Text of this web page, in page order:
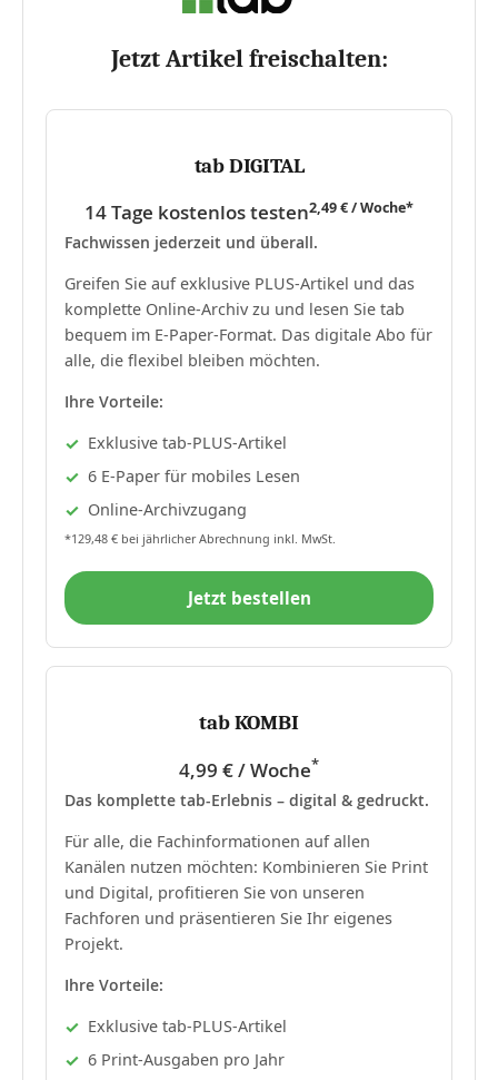
Jetzt Artikel freischalten:
tab DIGITAL
14 Tage kostenlos testen2,49 € / Woche*
Fachwissen jederzeit und überall.
Greifen Sie auf exklusive PLUS-Artikel und das
komplette Online-Archiv zu und lesen Sie tab
bequem im E-Paper-Format. Das digitale Abo für
alle, die flexibel bleiben möchten.
Ihre Vorteile:
Exklusive tab-PLUS-Artikel
6 E-Paper für mobiles Lesen
Online-Archivzugang
*129,48 € bei jährlicher Abrechnung inkl. MwSt.
Jetzt bestellen
tab KOMBI
4,99 € / Woche*
Das komplette tab-Erlebnis – digital & gedruckt.
Für alle, die Fachinformationen auf allen
Kanälen nutzen möchten: Kombinieren Sie Print
und Digital, profitieren Sie von unseren
Fachforen und präsentieren Sie Ihr eigenes
Projekt.
Ihre Vorteile:
Exklusive tab-PLUS-Artikel
6 Print-Ausgaben pro Jahr